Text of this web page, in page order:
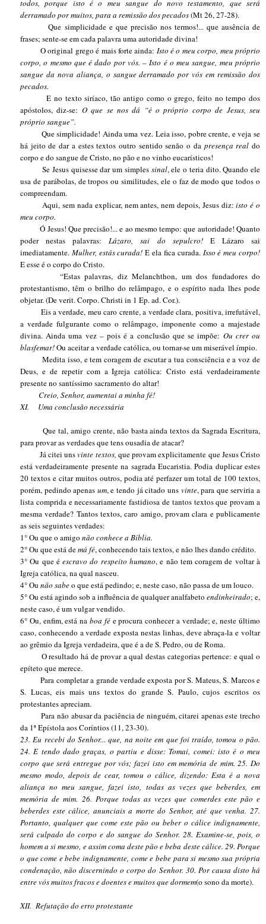
todos, porque isto é o meu sangue do novo testamento, que será
derramado por muitos, para a remissão dos pecados(Mt 26, 27-28).
Que simplicidade e que precisão nos termos!... que ausência de
frases; sente-se em cada palavra uma autoridade divina!
O original grego é mais forte ainda: Isto é o meu corpo, meu próprio
corpo, o mesmo que é dado por vós. – Isto é o meu sangue, meu próprio
sangue da nova aliança, o sangue derramado por vós em remissão dos
pecados.
E no texto siríaco, tão antigo como o grego, feito no tempo dos
apóstolos, diz-se: O que se nos dá “é o próprio corpo de Jesus, seu
próprio sangue”.
Que simplicidade! Ainda uma vez. Leia isso, pobre crente, e veja se
há jeito de dar a estes textos outro sentido senão o da presença real do
corpo e do sangue de Cristo, no pão e no vinho eucarísticos!
Se Jesus quisesse dar um simples sinal, ele o teria dito. Quando ele
usa de parábolas, de tropos ou similitudes, ele o faz de modo que todos o
compreendam.
Aqui, sem nada explicar, nem antes, nem depois, Jesus diz:isto é o
meu corpo.
Ó Jesus! Que precisão!... e ao mesmo tempo: que autoridade! Quanto
poder nestas palavras:Lázaro, sai do sepulcro! E Lázaro sai
imediatamente. Mulher, estás curada!E ela fica curada. Isso é meu corpo!
E esse é o corpo do Cristo.
“Estas palavras, diz Melanchthon, um dos fundadores do
protestantismo, têm o brilho do relâmpago, e o espírito nada lhes pode
objetar. (De verit. Corpo. Christi in 1 Ep. ad. Cor.).
Eis a verdade, meu caro crente, a verdade clara, positiva, irrefutável,
a verdade fulgurante como o relâmpago, imponente como a majestade
divina. Ainda uma vez – pois é a conclusão que se impõe: Ou crer ou
blasfemar!Ou aceitar a verdade católica, ou tornar-se um miserável ímpio.
Medita isso, e tem coragem de escutar a tua consciência e a voz de
Deus, e de repetir com a Igreja católica: Cristo está verdadeiramente
presente no santíssimo sacramento do altar!
Creio, Senhor, aumentai a minha fé!
XI.
Uma conclusão necessária
Que tal, amigo crente, não basta ainda textos da Sagrada Escritura,
para provar as verdades que tens ousadia de atacar?
Já citei unsvinte textos, que provam explicitamente que Jesus Cristo
está verdadeiramente presente na sagrada Eucaristia. Podia duplicar estes
20 textos e citar muitos outros, podia até perfazer um total de 100 textos,
porém, pedindo apenas um, e tendo já citado uns vinte, para que serviria a
lista comprida e necessariamente fastidiosa de tantos textos que provam a
mesma verdade? Tantos textos, caro amigo, provam clara e publicamente
as seis seguintes verdades:
1° Ou que o amigo não conhece a Bíblia.
2° Ou que está demá fé, conhecendo tais textos, e não lhes dando crédito.
3° Ou que éescravo do respeito humano, e não tem coragem de voltar à
Igreja católica, na qual nasceu.
4° Ou não sabeo que está pedindo; e, neste caso, não passa de um louco.
5° Ou está agindo sob a influência de qualquer analfabeto endinheirado; e,
neste caso, é um vulgar vendido.
6° Ou, enfim, está na boa fée procura conhecer a verdade; e, neste último
caso, conhecendo a verdade exposta nestas linhas, deve abraça-la e voltar
ao grêmio da Igreja verdadeira, que é a de S. Pedro, ou de Roma.
O resultado há de provar a qual destas categorias pertence: e qual o
epíteto que merece.
Para completar a grande verdade exposta por S. Mateus, S. Marcos e
S. Lucas, eis mais uns textos do grande S. Paulo, cujos escritos os
protestantes apreciam.
Para não abusar da paciência de ninguém, citarei apenas este trecho
da 1ª Epístola aos Coríntios (11, 23-30).
23. Eu recebi do Senhor... que, na noite em que foi traído, tomou o pão.
24. E tendo dado graças, o partiu e disse: Tomai, comei: isto é o meu
corpo que será entregue por vós; fazei isto em memória de mim. 25. Do
mesmo modo, depois de cear, tomou o cálice, dizendo: Esta é a nova
aliança no meu sangue, fazei isto, todas as vezes que beberdes, em
memória de mim. 26. Porque todas as vezes que comerdes este pão e
beberdes este cálice, anunciais a morte do Senhor, até que venha. 27.
Portanto, qualquer que come este pão ou beber o cálice indignamente,
será culpado do corpo e do sangue do Senhor. 28. Examine-se, pois, o
homem a si mesmo, e assim coma deste pão e beba deste cálice. 29. Porque
o que come e bebe indignamente, come e bebe para si mesmo sua própria
condenação, não discernindo o corpo do Senhor. 30. Por causa disto há
entre vós muitos fracos e doentes e muitos que dormem(o sono da morte).
XII. Refutação do erro protestante